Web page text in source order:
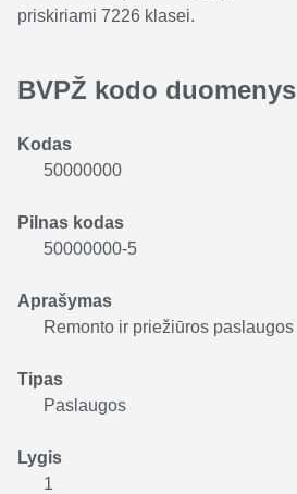
priskiriami 7226 klasei.
BVPŽ kodo duomenys
Kodas
50000000
Pilnas kodas
50000000-5
Aprašymas
Remonto ir priežiūros paslaugos
Tipas
Paslaugos
Lygis
1